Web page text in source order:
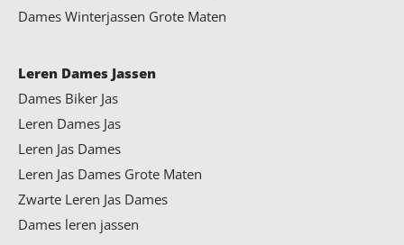
Dames Winterjassen Grote Maten
Leren Dames Jassen
Dames Biker Jas
Leren Dames Jas
Leren Jas Dames
Leren Jas Dames Grote Maten
Zwarte Leren Jas Dames
Dames leren jassen